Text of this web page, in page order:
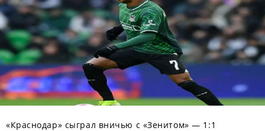
«Краснодар» сыграл вничью с «Зенитом» — 1:1